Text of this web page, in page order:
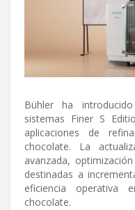
Bühler ha
sistemas Finer S
aplicaciones de
chocolate. La
avanzada,
destinadas a
eficiencia operativa
chocolate.